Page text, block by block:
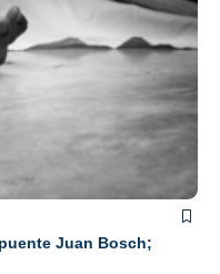
Juan Bosch;